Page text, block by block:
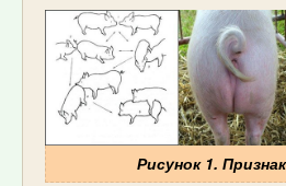
Рисунок 1.